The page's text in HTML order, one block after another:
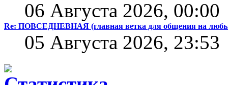
06 Августа 2026, 00:00
Re: ПОВСЕДНЕВНАЯ (главная ветка для общения на
05 Августа 2026, 23:53